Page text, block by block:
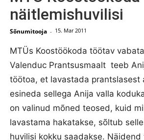
näitlemishuvilisi
Sõnumitooja - 15. Mar 2011
MTÜs Koostöökoda töötav
Valenduc Prantsusmaalt teeb
töötoa, et lavastada prantslasest
esineda sellega Anija valla
on valinud mõned teosed, kuid
lavastama hakatakse, sõltub
huvilisi kokku saadakse. Näidend